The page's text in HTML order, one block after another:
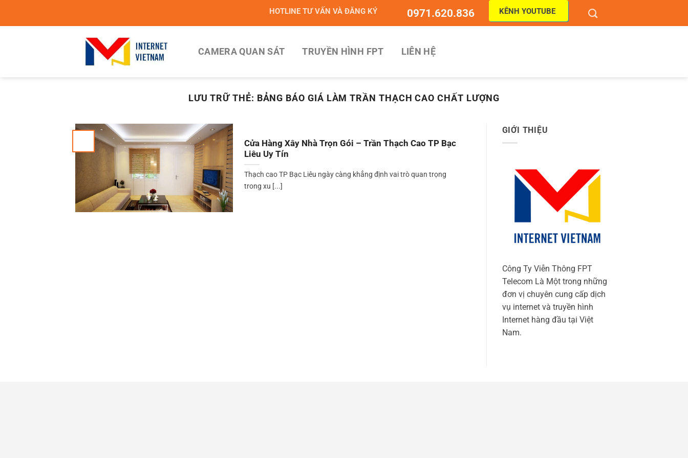
HOTLINE TƯ VẤN VÀ ĐĂNG KÝ 0971.620.836 KÊNH YOUTUBE
CAMERA QUAN SÁT TRUYỀN HÌNH FPT LIÊN HỆ
LƯU TRỮ THẺ: BẢNG BÁO GIÁ LÀM TRẦN THẠCH CAO CHẤT LƯỢNG
Cửa Hàng Xây Nhà Trọn Gói – Trần Thạch Cao TP Bạc
Liêu Uy Tín
Thạch cao TP Bạc Liêu ngày càng khẳng định vai trò quan trọng
trong xu [...]
GIỚI THIỆU
Công Ty Viễn Thông FPT
Telecom Là Một trong những
đơn vị chuyên cung cấp dịch
vụ internet và truyền hình
Internet hàng đầu tại Việt
Nam.